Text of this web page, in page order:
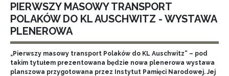
PIERWSZY MASOWY TRANSPORT
POLAKÓW DO KL AUSCHWITZ - WYSTAWA
PLENEROWA
„Pierwszy masowy transport Polaków do KL Auschwitz” – pod
takim tytułem prezentowana będzie nowa plenerowa wystawa
planszowa przygotowana przez Instytut Pamięci Narodowej. Jej